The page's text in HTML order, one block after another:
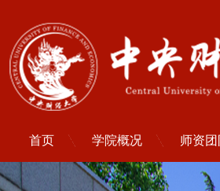
首页 学院概况 师资团